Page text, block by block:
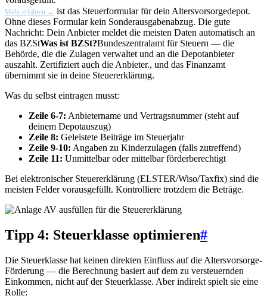
Mehr erfahren → ist das Steuerformular für dein Altersvorsorgedepot.
Ohne dieses Formular kein Sonderausgabenabzug. Die gute
Nachricht: Dein Anbieter meldet die meisten Daten automatisch an
das BZStWas ist BZSt?Bundeszentralamt für Steuern — die
Behörde, die die Zulagen verwaltet und an die Depotanbieter
auszahlt. Zertifiziert auch die Anbieter., und das Finanzamt
übernimmt sie in deine Steuererklärung.
Was du selbst eintragen musst:
Zeile 6-7: Anbietername und Vertragsnummer (steht auf
deinem Depotauszug)
Zeile 8: Geleistete Beiträge im Steuerjahr
Zeile 9-10: Angaben zu Kinderzulagen (falls zutreffend)
Zeile 11: Unmittelbar oder mittelbar förderberechtigt
Bei elektronischer Steuererklärung (ELSTER/Wiso/Taxfix) sind die
meisten Felder vorausgefüllt. Kontrolliere trotzdem die Beträge.
Tipp 4: Steuerklasse optimieren#
Die Steuerklasse hat keinen direkten Einfluss auf die Altersvorsorge-
Förderung — die Berechnung basiert auf dem zu versteuernden
Einkommen, nicht auf der Steuerklasse. Aber indirekt spielt sie eine
Rolle: